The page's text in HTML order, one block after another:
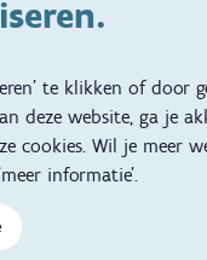
te klikken of door
deze website, ga je
cookies. Wil je meer
informatie'.
Vertalingen